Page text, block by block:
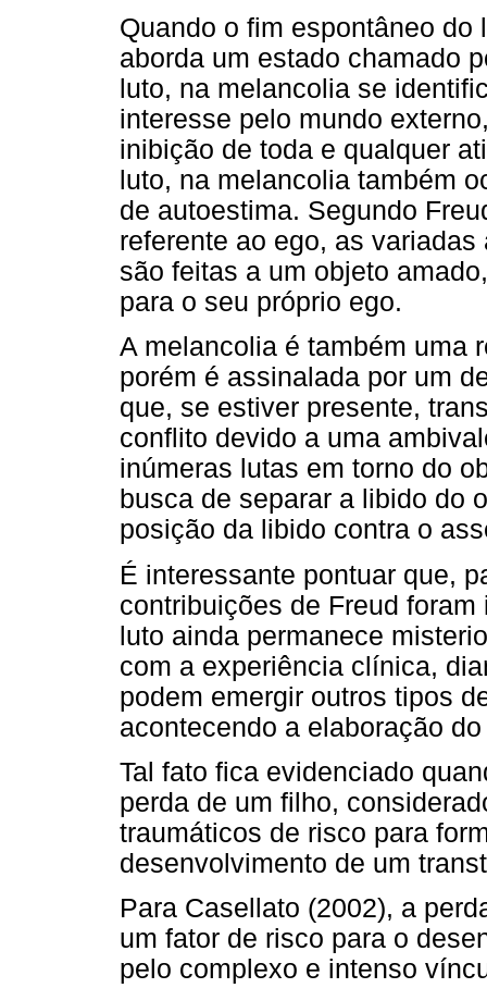
Quando o fim espontâneo do
aborda um estado chamado
luto, na melancolia se
interesse pelo mundo
inibição de toda e qualquer
luto, na melancolia também
de autoestima. Segundo
referente ao ego, as
são feitas a um objeto
para o seu próprio ego.
A melancolia é também uma
porém é assinalada por um
que, se estiver presente,
conflito devido a uma
inúmeras lutas em torno do
busca de separar a libido do
posição da libido contra o
É interessante pontuar que,
contribuições de Freud
luto ainda permanece
com a experiência clínica,
podem emergir outros tipos
acontecendo a elaboração
Tal fato fica evidenciado
perda de um filho,
traumáticos de risco para
desenvolvimento de um
Para Casellato (2002), a
um fator de risco para o
pelo complexo e intenso